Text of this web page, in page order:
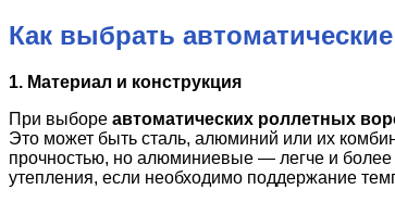
Как выбрать
1. Материал и конструкция
При выборе автоматических роллетных
Это может быть сталь, алюминий или их
прочностью, но алюминиевые — легче и более
утепления, если необходимо поддержание